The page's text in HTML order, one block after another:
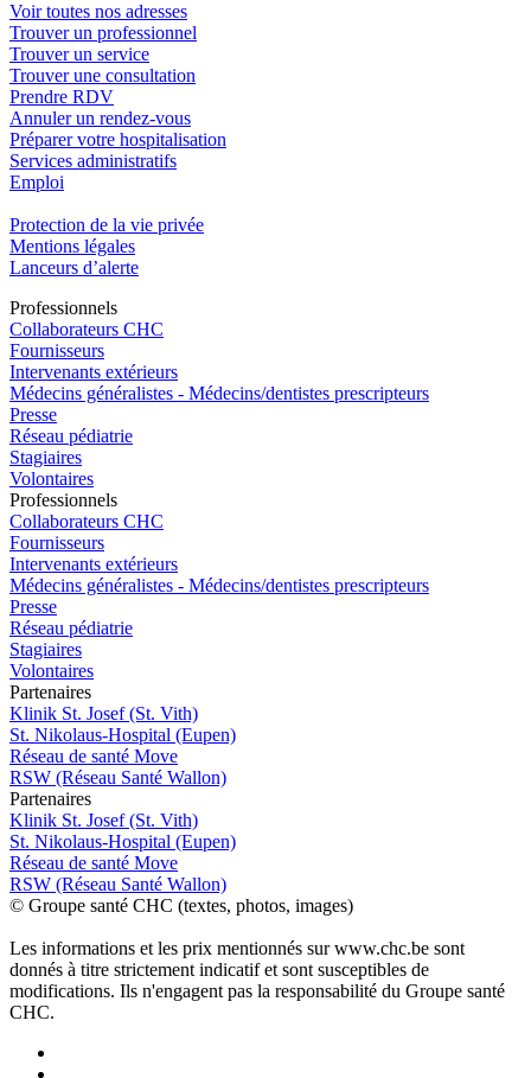
Voir toutes nos adresses
Trouver un professionnel
Trouver un service
Trouver une consultation
Prendre RDV
Annuler un rendez-vous
Préparer votre hospitalisation
Services administratifs
Emploi​
Protection de la vie privée
Mentions légales
Lanceurs d’alerte
Professionnels
Collaborateurs CHC
Fournisseurs
Intervenants extérieurs
Médecins généralistes - Médecins/dentistes prescripteurs
Presse
Réseau pédiatrie
Stagiaires
Volontaires
Professionnels
Collaborateurs CHC
Fournisseurs
Intervenants extérieurs
Médecins généralistes - Médecins/dentistes prescripteurs
Presse
Réseau pédiatrie
Stagiaires
Volontaires
Partenaires
Klinik St. Josef (St. Vith)
St. Nikolaus-Hospital (Eupen)
Réseau de santé Move
RSW (Réseau Santé Wallon)
Partenaires
Klinik St. Josef (St. Vith)
St. Nikolaus-Hospital (Eupen)
Réseau de santé Move
RSW (Réseau Santé Wallon)
© Groupe santé CHC (textes, photos, images)
Les informations et les prix mentionnés sur www.chc.be sont
donnés à titre strictement indicatif et sont susceptibles de
modifications. Ils n'engagent pas la responsabilité du Groupe santé
CHC.